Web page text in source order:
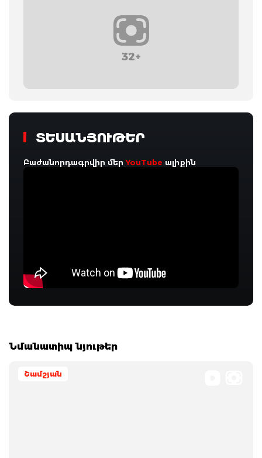
32+
ՏԵՍԱՆՅՈՒԹԵՐ
Բաժանորդագրվիր մերYouTube ալիքին
Նմանատիպ նյութեր
Շամշյան